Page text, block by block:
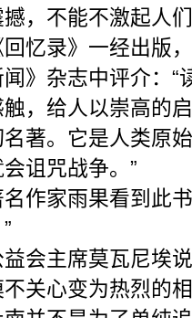
，不能不激起人
录》一经出版，
》杂志中评介：
，给人以崇高的
著。它是人类原
诅咒战争。”
家雨果看到此书
主席莫瓦尼埃说
关心变为热烈的